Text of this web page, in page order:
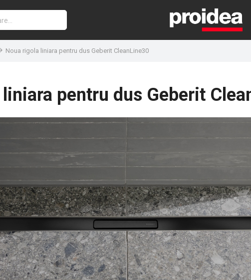
Noua rigola liniara pentru dus Geberit CleanLine30
pentru dus Geberit